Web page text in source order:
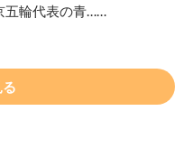
五輪代表の青……